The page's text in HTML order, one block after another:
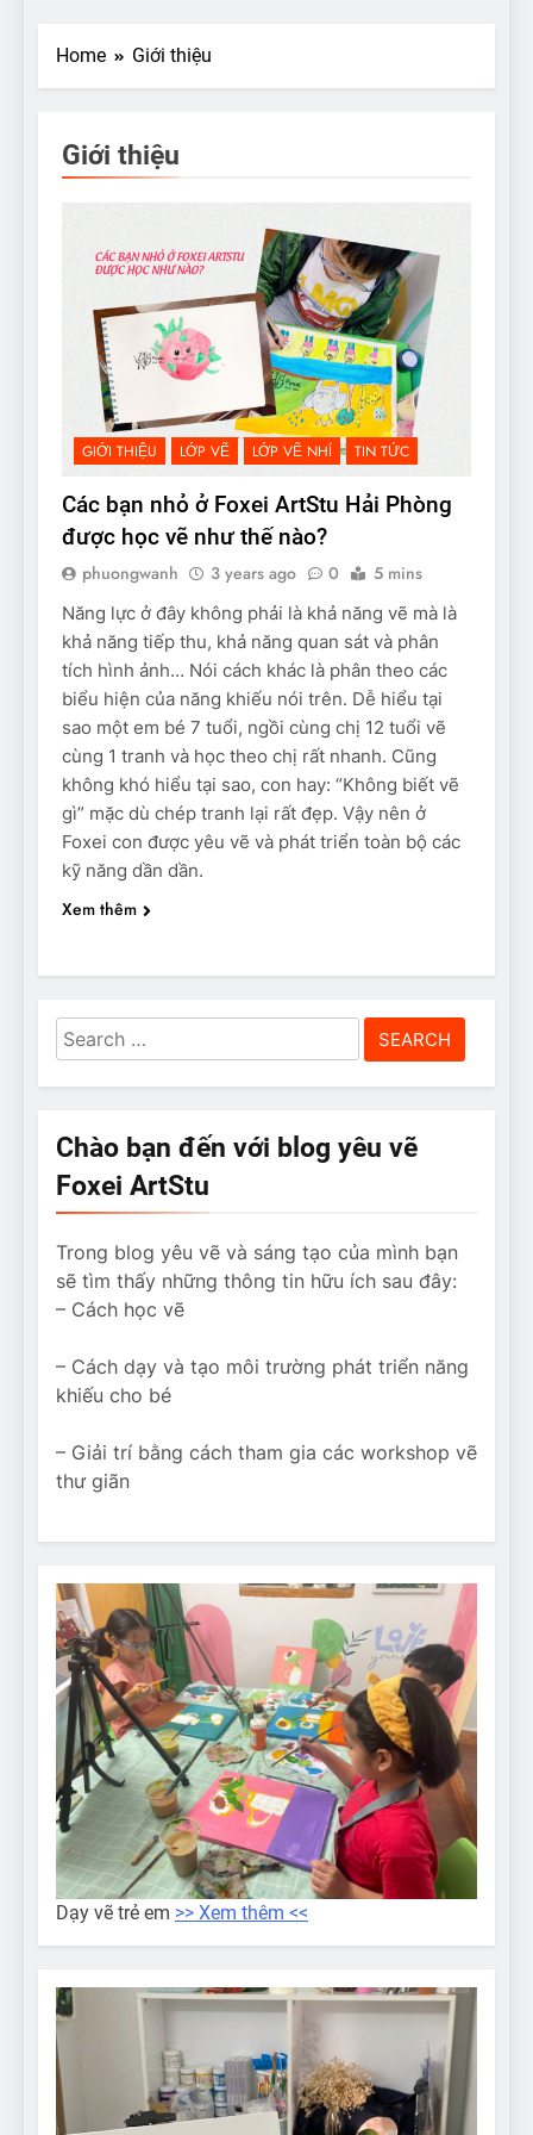
Home Giới thiệu
Giới thiệu
GIỚI THIỆU LỚP VẼ LỚP VẼ NHÍ TIN TỨC
Các bạn nhỏ ở Foxei ArtStu Hải Phòng
được học vẽ như thế nào?
phuongwanh 3 years ago 0 5 mins
Năng lực ở đây không phải là khả năng vẽ mà là
khả năng tiếp thu, khả năng quan sát và phân
tích hình ảnh… Nói cách khác là phân theo các
biểu hiện của năng khiếu nói trên. Dễ hiểu tại
sao một em bé 7 tuổi, ngồi cùng chị 12 tuổi vẽ
cùng 1 tranh và học theo chị rất nhanh. Cũng
không khó hiểu tại sao, con hay: “Không biết vẽ
gì” mặc dù chép tranh lại rất đẹp. Vậy nên ở
Foxei con được yêu vẽ và phát triển toàn bộ các
kỹ năng dần dần.
Xem thêm
Search
for:
Chào bạn đến với blog yêu vẽ
Foxei ArtStu
Trong blog yêu vẽ và sáng tạo của mình bạn
sẽ tìm thấy những thông tin hữu ích sau đây:
– Cách học vẽ
– Cách dạy và tạo môi trường phát triển năng
khiếu cho bé
– Giải trí bằng cách tham gia các workshop vẽ
thư giãn
Dạy vẽ trẻ em >> Xem thêm <<